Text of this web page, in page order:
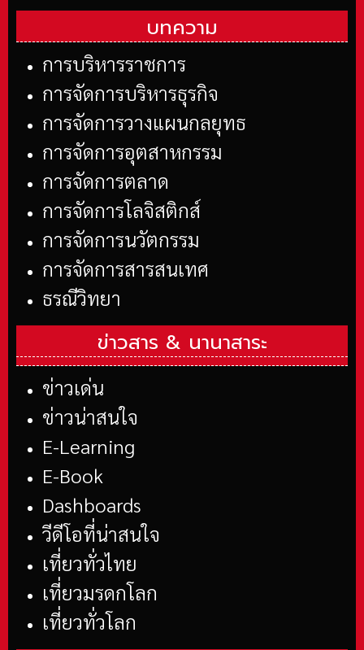
บทความ
การบริหารราชการ
การจัดการบริหารธุรกิจ
การจัดการวางแผนกลยุทธ
การจัดการอุตสาหกรรม
การจัดการตลาด
การจัดการโลจิสติกส์
การจัดการนวัตกรรม
การจัดการสารสนเทศ
ธรณีวิทยา
ข่าวสาร & นานาสาระ
ข่าวเด่น
ข่าวน่าสนใจ
E-Learning
E-Book
Dashboards
วีดีโอที่น่าสนใจ
เที่ยวทั่วไทย
เที่ยวมรดกโลก
เที่ยวทั่วโลก